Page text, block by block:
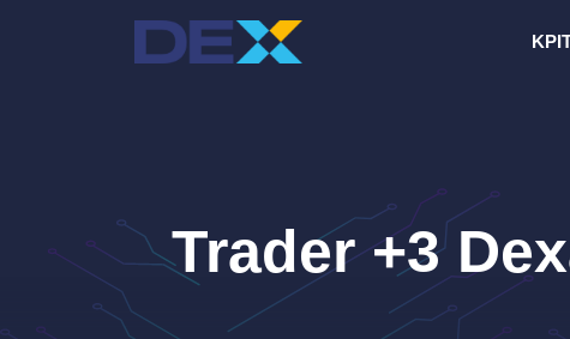
Trader +3